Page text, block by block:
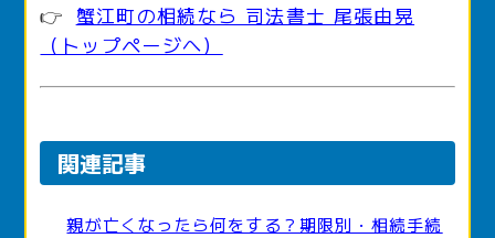
👉 蟹江町の相続なら 司法書士 尾張由晃
（トップページへ）
関連記事
親が亡くなったら何をする？期限別・相続手続